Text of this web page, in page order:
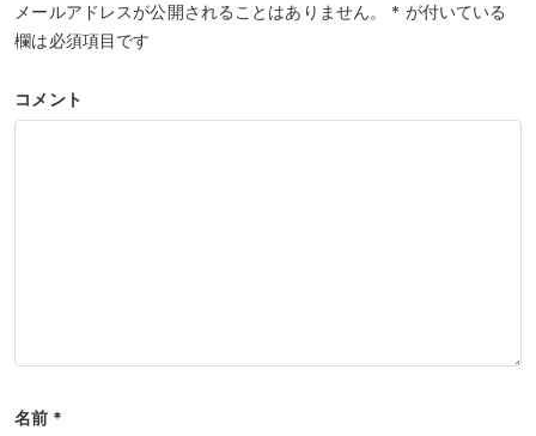
メールアドレスが公開されることはありません。 * が付いている
欄は必須項目です
コメント
名前 *